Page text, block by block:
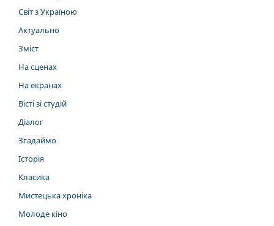
Світ з Україною
Актуально
Зміст
На сценах
На екранах
Вісті зі студій
Діалог
Згадаймо
Історія
Класика
Мистецька хроніка
Молоде кіно